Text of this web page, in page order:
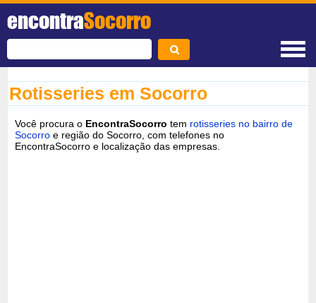
encontraSocorro
Rotisseries em Socorro
Você procura o EncontraSocorro tem rotisseries no bairro de
Socorro e região do Socorro, com telefones no
EncontraSocorro e localização das empresas.